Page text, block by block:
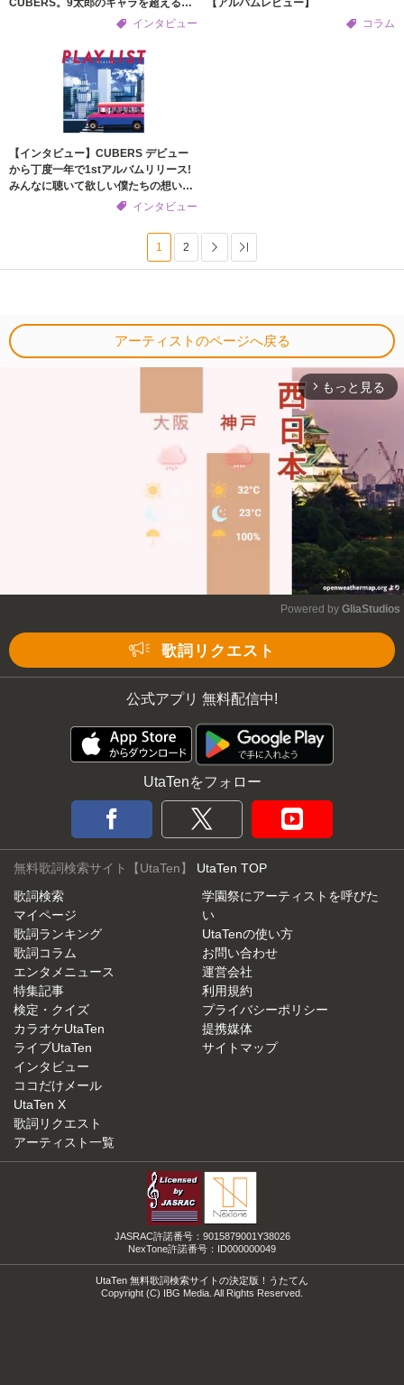
CUBERS。9太郎のキャラを超える春
斗の天然っぷりで大波乱のインタビュ
インタビュー
【アルバムレビュー】
コラム
【インタビュー】CUBERS デビュー
から丁度一年で1stアルバムリリース!
みんなに聴いて欲しい僕たちの想い〜
9/8(CUBERSの日)特別インタビュー
インタビュー
1 2 次へ
アーティストのページへ戻る
arrow_forward_ios もっと見る
Powered by GliaStudios
歌詞リクエスト
公式アプリ 無料配信中!
UtaTenをフォロー
無料歌詞検索サイト【UtaTen】 UtaTen TOP
歌詞検索
マイページ
歌詞ランキング
歌詞コラム
エンタメニュース
特集記事
検定・クイズ
カラオケUtaTen
ライブUtaTen
インタビュー
ココだけメール
UtaTen X
歌詞リクエスト
アーティスト一覧
学園祭にアーティストを呼びた
い
UtaTenの使い方
お問い合わせ
運営会社
利用規約
プライバシーポリシー
提携媒体
サイトマップ
JASRAC許諾番号：9015879001Y38026
NexTone許諾番号：ID000000049
UtaTen 無料歌詞検索サイトの決定版！うたてん
Copyright (C) IBG Media. All Rights Reserved.